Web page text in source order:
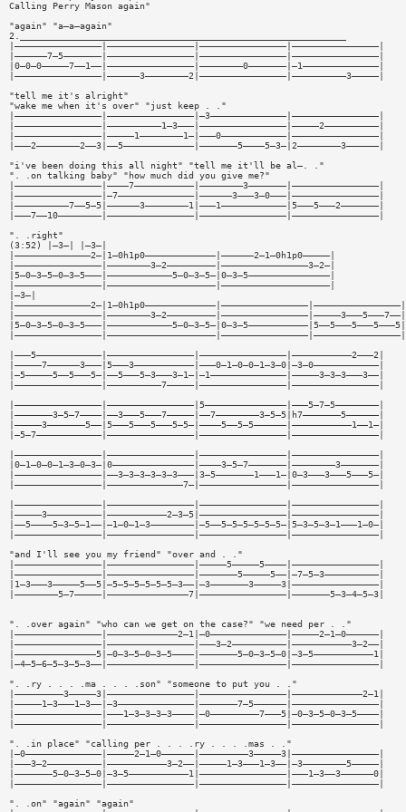
Calling Perry Mason again"
"again" "a—a—again"
2.____________________________________________________________
|————————————————|————————————————|————————————————|————————————————|
|——————7—5———————|————————————————|————————————————|————————————————|
|0—0—0—————7——1——|————————————————|————————0———————|—1——————————————|
|————————————————|——————3————————2|————————————————|——————————3—————|
"tell me it's alright"
"wake me when it's over" "just keep . ."
|————————————————|————————————————|—3——————————————|————————————————|
|————————————————|——————————1—3———|————————————————|—————2——————————|
|————————————————|—————1————————1—|———0————————————|————————————————|
|———2————————2——3|——5—————————————|———————5————5—3—|2————————3——————|
"i've been doing this all night" "tell me it'll be al—. ."
". .on talking baby" "how much did you give me?"
|————————————————|————7———————————|————————3———————|————————————————|
|————————————————|—7——————————————|——————3———3—0———|————————————————|
|——————————7——5—5|——————3————————1|———1————————————|5———5———2———————|
|———7——10————————|————————————————|————————————————|————————————————|
". .right"
(3:52) |—3—| |—3—|
|——————————————2—|1—0h1p0—————————————|——————2—1—0h1p0—————|
|————————————————|————————3—2—————————|————————————————3—2—|
|5—0—3—5—0—3—5———|————————————5—0—3—5—|0—3—5———————————————|
|————————————————|————————————————————|————————————————————|
|—3—|
|——————————————2—|1—0h1p0—————————————|————————————————|————————————————|
|————————————————|————————3—2—————————|————————————————|—————3———5———7——|
|5—0—3—5—0—3—5———|————————————5—0—3—5—|0—3—5———————————|5——5———5———5———5|
|————————————————|————————————————————|————————————————|————————————————|
|———5————————————|————————————————|————————————————|———————————2———2|
|—————7——————3———|5———3———————————|———0—1—0—0—1—3—0|—3—0————————————|
|—5—————5——5———5—|——5———5—3———3—1—|—1——————————————|—————3—3—3———3——|
|————————————————|——————————7—————|————————————————|————————————————|
|————————————————|————————————————|5———————————————|———5—7—5————————|
|———————3—5—7————|——3———5———7—————|——7————————3—5—5|h7———————5——————|
|—————3———————5——|5———5———5———5—5—|————5——5—5——————|———————————1——1—|
|—5—7————————————|————————————————|————————————————|————————————————|
|————————————————|————————————————|————————————————|————————————————|
|0—1—0—0—1—3—0—3—|0———————————————|————3—5—7———————|————————3———————|
|————————————————|——3—3—3—3—3—3———|3—5———————1———1—|0—3———3———5———5—|
|————————————————|——————————————7—|————————————————|————————————————|
|————————————————|————————————————|————————————————|————————————————|
|—————3——————————|———————————2—3—5|————————————————|————————————————|
|——5————5—3—5—1——|—1—0—1—3————————|—5——5—5—5—5—5—5—|5—3—5—3—1———1—0—|
|————————————————|————————————————|————————————————|————————————————|
"and I'll see you my friend" "over and . ."
|————————————————|————————————————|—————5—————5————|————————————————|
|————————————————|————————————————|———————5—————5——|—7—5—3——————————|
|1—3———3—————5——5|—5—5—5—5—5—5—3——|—3———————3—————3|————————————————|
|————————5—7—————|———————————————7|————————————————|———————5—3—4—5—3|
". .over again" "who can we get on the case?" "we need per . ."
|————————————————|—————————————2—1|—0——————————————|—————2—1—0——————|
|————————————————|————————————————|———3—2——————————|———————————3—2——|
|———————————————5|—0—3—5—0—3—5————|———————5—0—3—5—0|—3—5———————————1|
|—4—5—6—5—3—5—3——|————————————————|————————————————|————————————————|
". .ry . . . .ma . . . .son" "someone to put you . ."
|—————————3—————3|————————————————|————————————————|—————————————2—1|
|—————1—3———1—3——|—3——————————————|———————7—5——————|————————————————|
|————————————————|———1—3—3—3—3————|—0—————————7———5|—0—3—5—0—3—5————|
|————————————————|————————————————|————————————————|————————————————|
". .in place" "calling per . . . .ry . . . .mas . ."
|—0——————————————|—————2—1—0——————|—————————3—————3|————————————————|
|———3—2——————————|———————————3—2——|—————1—3———1—3——|—3————————5—————|
|———————5—0—3—5—0|—3—5———————————1|————————————————|———1—3——3——————0|
|————————————————|————————————————|————————————————|————————————————|
". .on" "again" "again"